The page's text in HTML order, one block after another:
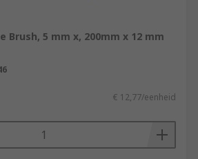
Brush, 5 mm x, 200mm x 12 mm
€ 12,77/eenheid